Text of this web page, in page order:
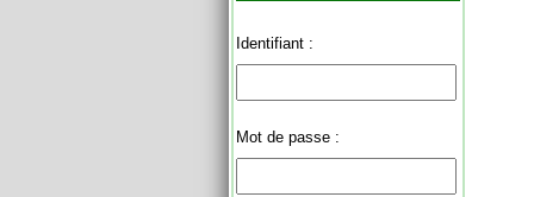
Identifiant :
Mot de passe :